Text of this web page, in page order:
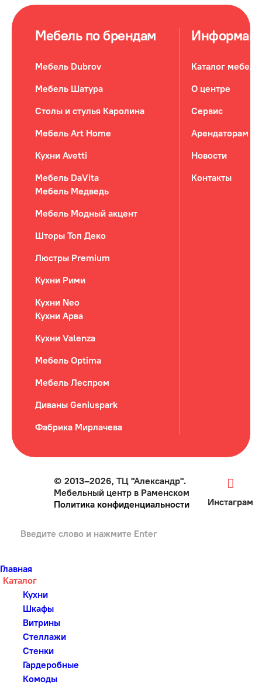
Мебель по брендам
Мебель Dubrov
Мебель Шатура
Столы и стулья Каролина
Мебель Art Home
Кухни Avetti
Мебель DaVita
Мебель Медведь
Мебель Модный акцент
Шторы Топ Деко
Люстры Premium
Кухни Рими
Кухни Neo
Кухни Арва
Кухни Valenza
Мебель Optima
Мебель Леспром
Диваны Geniuspark
Фабрика Мирлачева
Каталог мебели
О центре
Сервис
Арендаторам
Новости
Контакты
© 2013–2026, ТЦ "Александр".
Мебельный центр в Раменском
Политика конфиденциальности
Инстаграм
Главная
Каталог
Кухни
Шкафы
Витрины
Стеллажи
Стенки
Гардеробные
Комоды